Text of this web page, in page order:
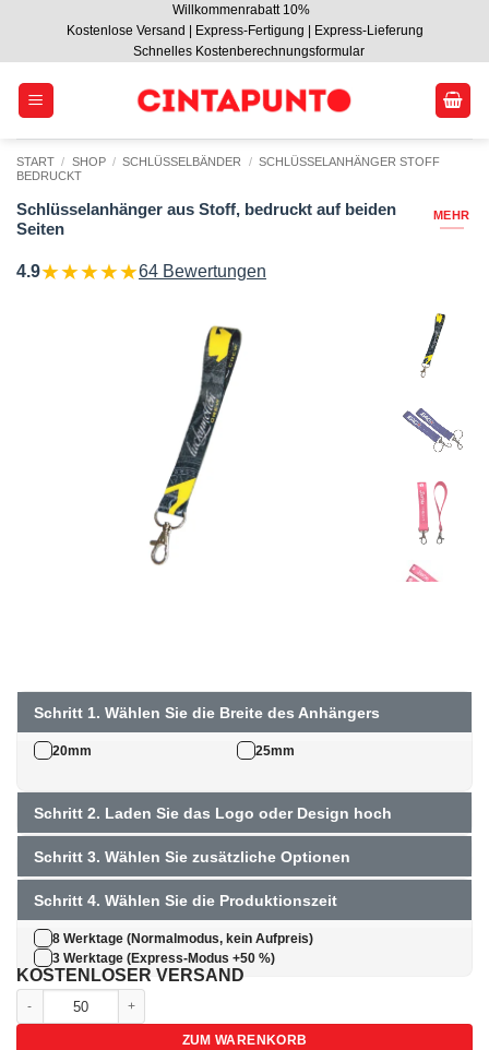
springen
Willkommenrabatt 10%
Kostenlose Versand | Express-Fertigung | Express-Lieferung
Schnelles Kostenberechnungsformular
START / SHOP / SCHLÜSSELBÄNDER / SCHLÜSSELANHÄNGER STOFF
BEDRUCKT
Schlüsselanhänger aus Stoff, bedruckt auf beiden
Seiten
4.9★★★★★64 Bewertungen
MEHR
Schritt 1. Wählen Sie die Breite des Anhängers
20mm 25mm
Schritt 2. Laden Sie das Logo oder Design hoch
Schritt 3. Wählen Sie zusätzliche Optionen
Schritt 4. Wählen Sie die Produktionszeit
8 Werktage (Normalmodus, kein Aufpreis)
3 Werktage (Express-Modus +50 %)
KOSTENLOSER VERSAND
ZUM WARENKORB